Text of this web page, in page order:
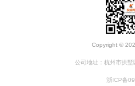
Copyright ©
公司地址：杭州市拱
浙ICP备